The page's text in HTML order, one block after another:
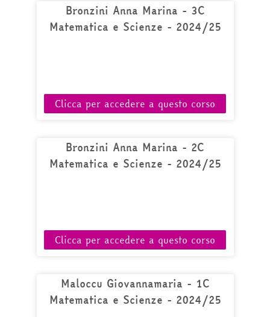
Bronzini Anna Marina - 3C
Matematica e Scienze - 2024/25
Clicca per accedere a questo corso
Bronzini Anna Marina - 2C
Matematica e Scienze - 2024/25
Clicca per accedere a questo corso
Maloccu Giovannamaria - 1C
Matematica e Scienze - 2024/25